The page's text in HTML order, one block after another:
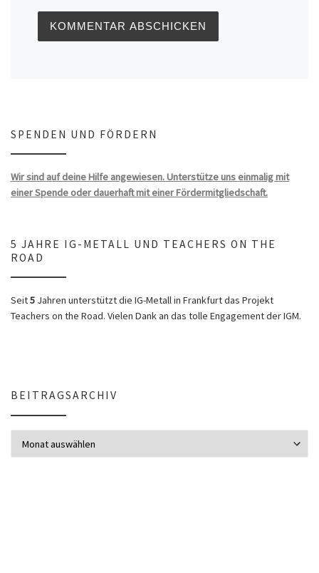
SPENDEN UND FÖRDERN
Wir sind auf deine Hilfe angewiesen. Unterstütze uns einmalig mit
einer Spende oder dauerhaft mit einer Fördermitgliedschaft.
5 JAHRE IG-METALL UND TEACHERS ON THE
ROAD
Seit5 Jahren unterstützt die IG-Metall in Frankfurt das Projekt
Teachers on the Road. Vielen Dank an das tolle Engagement der IGM.
BEITRAGSARCHIV